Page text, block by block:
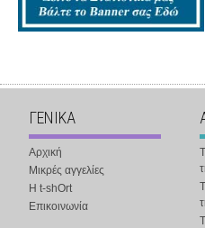
ΓΕΝΙΚΑ
Αρχική
Μικρές αγγελίες
Η t-shOrt
Επικοινωνία